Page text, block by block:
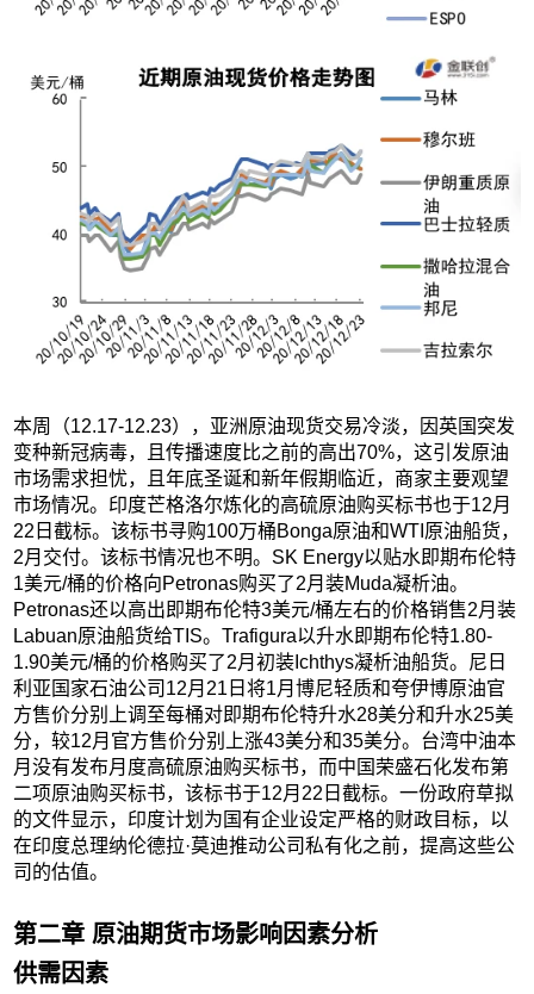
本周（12.17-12.23），亚洲原油现货交易冷淡，因英国突发
变种新冠病毒，且传播速度比之前的高出70%，这引发原油
市场需求担忧，且年底圣诞和新年假期临近，商家主要观望
市场情况。印度芒格洛尔炼化的高硫原油购买标书也于12月
22日截标。该标书寻购100万桶Bonga原油和WTI原油船货，
2月交付。该标书情况也不明。SK Energy以贴水即期布伦特
1美元/桶的价格向Petronas购买了2月装Muda凝析油。
Petronas还以高出即期布伦特3美元/桶左右的价格销售2月装
Labuan原油船货给TIS。Trafigura以升水即期布伦特1.80-
1.90美元/桶的价格购买了2月初装Ichthys凝析油船货。尼日
利亚国家石油公司12月21日将1月博尼轻质和夸伊博原油官
方售价分别上调至每桶对即期布伦特升水28美分和升水25美
分，较12月官方售价分别上涨43美分和35美分。台湾中油本
月没有发布月度高硫原油购买标书，而中国荣盛石化发布第
二项原油购买标书，该标书于12月22日截标。一份政府草拟
的文件显示，印度计划为国有企业设定严格的财政目标，以
在印度总理纳伦德拉·莫迪推动公司私有化之前，提高这些公
司的估值。
第二章 原油期货市场影响因素分析
供需因素